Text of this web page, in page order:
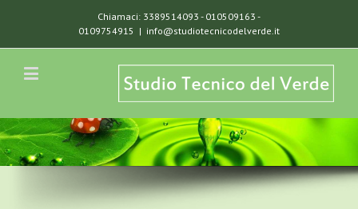
Chiamaci: 3389514093 - 010509163 -
0109754915 | info@studiotecnicodelverde.it